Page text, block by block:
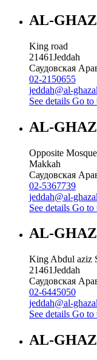
AL-
King road
21461Jeddah
Саудовская
02-2150655
jeddah@al-
See details Go
AL-
Opposite Mosque
Makkah
Саудовская
02-5367739
jeddah@al-
See details Go
AL-
King Abdul aziz
21461Jeddah
Саудовская
02-6445050
jeddah@al-
See details Go
AL-